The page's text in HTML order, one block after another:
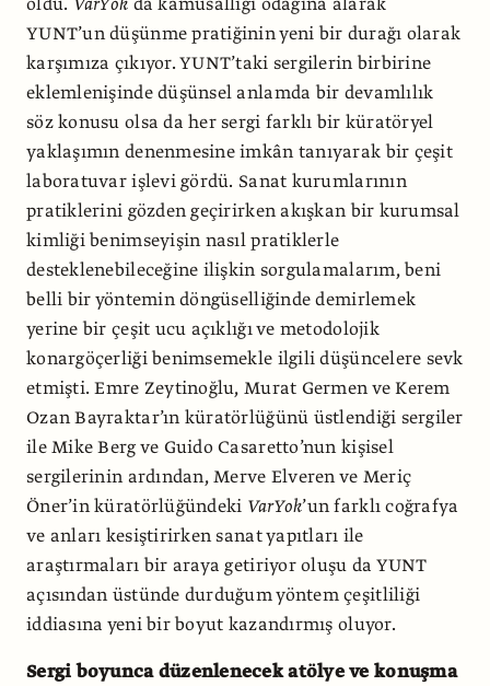
YUNT’un düşünme pratiğinin yeni bir durağı olarak
karşımıza çıkıyor. YUNT’taki sergilerin birbirine
eklemlenişinde düşünsel anlamda bir devamlılık
söz konusu olsa da her sergi farklı bir küratöryel
yaklaşımın denenmesine imkân tanıyarak bir çeşit
laboratuvar işlevi gördü. Sanat kurumlarının
pratiklerini gözden geçirirken akışkan bir kurumsal
kimliği benimseyişin nasıl pratiklerle
desteklenebileceğine ilişkin sorgulamalarım, beni
belli bir yöntemin döngüselliğinde demirlemek
yerine bir çeşit ucu açıklığı ve metodolojik
konargöçerliği benimsemekle ilgili düşüncelere sevk
etmişti. Emre Zeytinoğlu, Murat Germen ve Kerem
Ozan Bayraktar’ın küratörlüğünü üstlendiği sergiler
ile Mike Berg ve Guido Casaretto’nun kişisel
sergilerinin ardından, Merve Elveren ve Meriç
Öner’in küratörlüğündeki VarYok’un farklı coğrafya
ve anları kesiştirirken sanat yapıtları ile
araştırmaları bir araya getiriyor oluşu da YUNT
açısından üstünde durduğum yöntem çeşitliliği
iddiasına yeni bir boyut kazandırmış oluyor.
Sergi boyunca düzenlenecek atölye ve konuşma